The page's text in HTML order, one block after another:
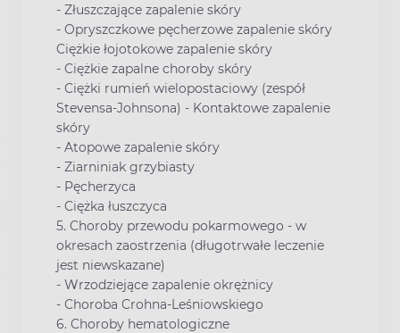
- Złuszczające zapalenie skóry
- Opryszczkowe pęcherzowe zapalenie skóry
Ciężkie łojotokowe zapalenie skóry
- Ciężkie zapalne choroby skóry
- Ciężki rumień wielopostaciowy (zespół
Stevensa-Johnsona) - Kontaktowe zapalenie
skóry
- Atopowe zapalenie skóry
- Ziarniniak grzybiasty
- Pęcherzyca
- Ciężka łuszczyca
5. Choroby przewodu pokarmowego - w
okresach zaostrzenia (długotrwałe leczenie
jest niewskazane)
- Wrzodziejące zapalenie okrężnicy
- Choroba Crohna-Leśniowskiego
6. Choroby hematologiczne